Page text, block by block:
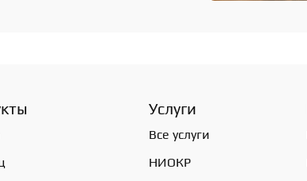
Услуги
Все услуги
НИОКР